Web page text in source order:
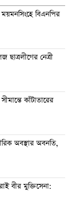
ময়মনসিংহে বিএনপির
নেত্রী
কাঁটাতারের
অবস্থার অবনতি,
বীর মুক্তিসেনা: